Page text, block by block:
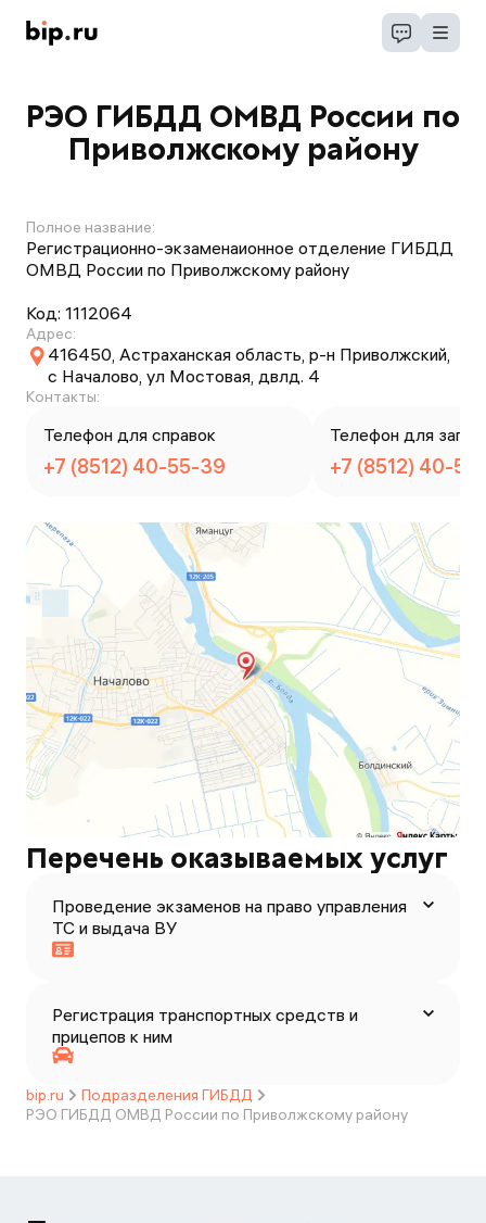
РЭO ГИБДД ОМВД России по
Приволжскому району
Полное название:
Регистрационно-экзаменаионное отделение ГИБДД
ОМВД России по Приволжскому району
Код: 1112064
Адрес:
416450, Астраханская область, р-н Приволжский,
с Началово, ул Мостовая, двлд. 4
Контакты:
Телефон для справок
+7 (8512) 40-55-39
Телефон для
+7 (8512) 40-
Перечень оказываемых услуг
Проведение экзаменов на право управления
ТС и выдача ВУ
Регистрация транспортных средств и
прицепов к ним
bip.ru
Подразделения ГИБДД
РЭO ГИБДД ОМВД России по Приволжскому району